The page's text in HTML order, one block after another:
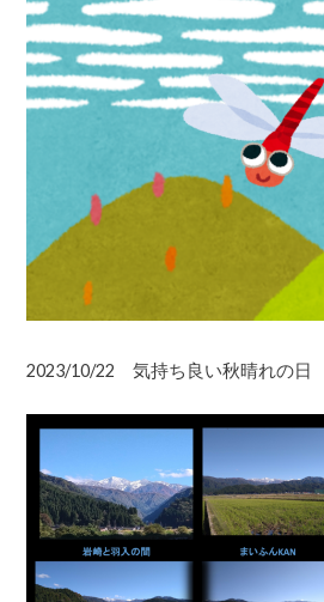
2023/10/22 気持ち良い秋晴れの日